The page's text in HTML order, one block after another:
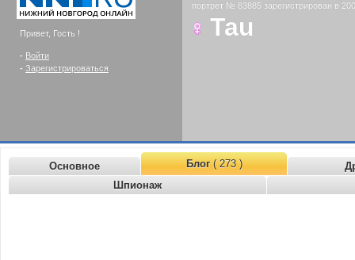
Привет, Гость !
- Войти
- Зарегистрироваться
портрет № 83885 зарегистрирован в
Tau
Основное Блог( 273 )
Шпионаж